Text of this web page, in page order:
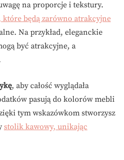
na proporcje i tekstury.
które będą zarówno atrakcyjne
Na przykład, eleganckie
być atrakcyjne, a
, aby całość wyglądała
pasują do kolorów mebli
tym wskazówkom stworzysz
stolik kawowy, unikając